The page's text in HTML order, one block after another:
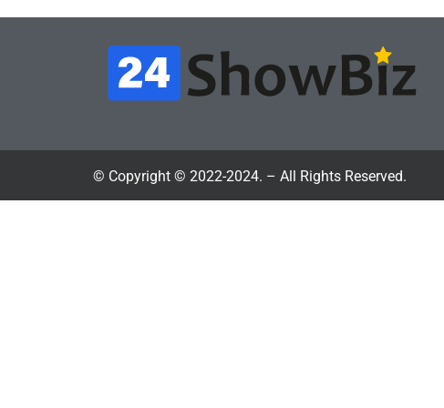
© Copyright © 2022-2024. – All Rights Reserved.